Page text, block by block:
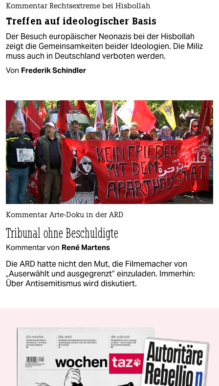
Kommentar Rechtsextreme bei Hisbollah
Treffen auf ideologischer Basis
Der Besuch europäischer Neonazis bei der Hisbollah
zeigt die Gemeinsamkeiten beider Ideologien. Die Miliz
muss auch in Deutschland verboten werden.
Von Frederik Schindler
Kommentar Arte-Doku in der ARD
Tribunal ohne Beschuldigte
Kommentar von René Martens
Die ARD hatte nicht den Mut, die Filmemacher von
„Auserwählt und ausgegrenzt“ einzuladen. Immerhin:
Über Antisemitismus wird diskutiert.